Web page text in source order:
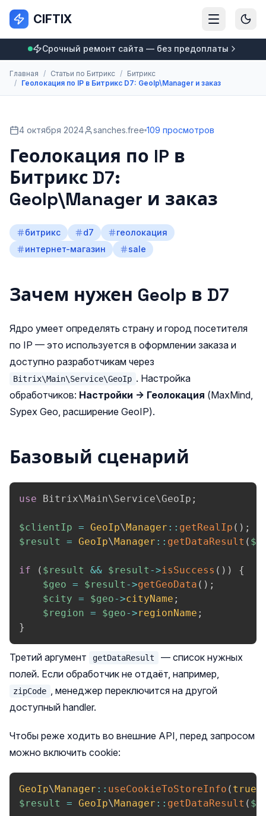
CIFTIX
Срочный ремонт сайта — без предоплаты
Главная / Статьи по Битрикс / Битрикс
/ Геолокация по IP в Битрикс D7: GeoIp\Manager и заказ
4 октября 2024 sanches.free 109 просмотров
Геолокация по IP в
Битрикс D7:
GeoIp\Manager и заказ
битрикс d7
геолокация
интернет-магазин
sale
Зачем нужен GeoIp в D7
Ядро умеет определять страну и город посетителя
по IP — это используется в оформлении заказа и
доступно разработчикам через
Bitrix\Main\Service\GeoIp . Настройка
обработчиков: Настройки → Геолокация (MaxMind,
Sypex Geo, расширение GeoIP).
Базовый сценарий
use Bitrix\Main\Service\GeoIp ;
$clientIp = GeoIp\Manager :: getRealIp ( ) ;
$result
= GeoIp\Manager :: getDataResult (
if ( $result && $result ->isSuccess ( ) )
{
$geo = $result ->getGeoData ( ) ;
$city = $geo->cityName ;
$region = $geo->regionName ;
}
Третий аргумент getDataResult
— список нужных
полей. Если обработчик не отдаёт, например,
zipCode , менеджер переключится на другой
доступный handler.
Чтобы реже ходить во внешние API, перед запросом
можно включить cookie:
GeoIp\Manager :: useCookieToStoreInfo ( true
$result
= GeoIp\Manager :: getDataResult (